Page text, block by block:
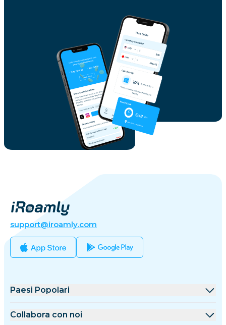
support@iroamly.com
Paesi Popolari
Stati Uniti
Collabora con noi